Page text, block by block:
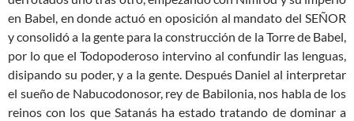
en Babel, en donde actuó en oposición al mandato del SEÑOR
y consolidó a la gente para la construcción de la Torre de Babel,
por lo que el Todopoderoso intervino al confundir las lenguas,
disipando su poder, y a la gente. Después Daniel al interpretar
el sueño de Nabucodonosor, rey de Babilonia, nos habla de los
reinos con los que Satanás ha estado tratando de dominar a